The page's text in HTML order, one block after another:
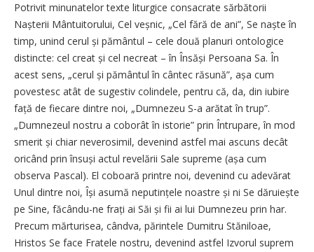
Potrivit minunatelor texte liturgice consacrate sărbătorii
Nașterii Mântuitorului, Cel veșnic, „Cel fără de ani”, Se naște în
timp, unind cerul și pământul – cele două planuri ontologice
distincte: cel creat și cel necreat – în Însăși Persoana Sa. În
acest sens, „cerul și pământul în cântec răsună”, așa cum
povestesc atât de sugestiv colindele, pentru că, da, din iubire
față de fiecare dintre noi, „Dumnezeu S-a arătat în trup”.
„Dumnezeul nostru a coborât în istorie” prin Întrupare, în mod
smerit și chiar neverosimil, devenind astfel mai ascuns decât
oricând prin însuși actul revelării Sale supreme (așa cum
observa Pascal). El coboară printre noi, devenind cu adevărat
Unul dintre noi, Își asumă neputințele noastre și ni Se dăruiește
pe Sine, făcându-ne frați ai Săi și fii ai lui Dumnezeu prin har.
Precum mărturisea, cândva, părintele Dumitru Stăniloae,
Hristos Se face Fratele nostru, devenind astfel Izvorul suprem